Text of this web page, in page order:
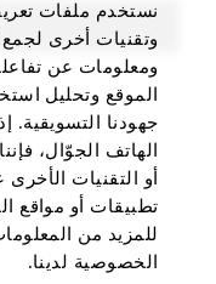
نستخدم ملفات
وتقنيات أخرى لجمع
ومعلومات عن
الموقع وتحليل
جهودنا
الهاتف الجوّال،
أو التقنيات
تطبيقات أو مواقع
للمزيد من
الخصوصية لدينا.